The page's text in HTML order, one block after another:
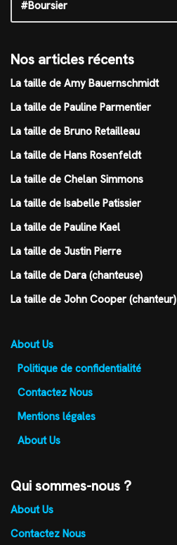
Nos articles récents
La taille de Amy Bauernschmidt
La taille de Pauline Parmentier
La taille de Bruno Retailleau
La taille de Hans Rosenfeldt
La taille de Chelan Simmons
La taille de Isabelle Patissier
La taille de Pauline Kael
La taille de Justin Pierre
La taille de Dara (chanteuse)
La taille de John Cooper (chanteur)
About Us
Politique de confidentialité
Contactez Nous
Mentions légales
About Us
Qui sommes-nous ?
About Us
Contactez Nous